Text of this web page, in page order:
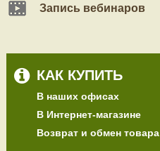
Запись вебинаров
КАК КУПИТЬ
В наших офисах
В Интернет-магазине
Возврат и обмен товара